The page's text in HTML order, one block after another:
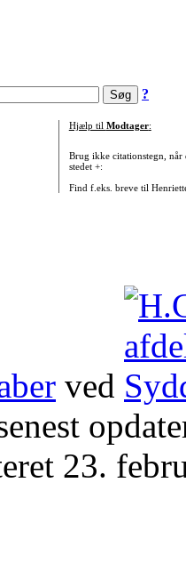
?
Hjælp til Modtager:
Brug ikke citationstegn, når
stedet +:
Find f.eks. breve til
ved
23.